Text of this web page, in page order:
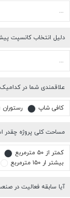
دلیل انتخاب کانسپت
علاقمندی شما در
کافی شاپ رستوران
مساحت کلی پروژه چقدر
کمتر از ۵۰ مترمربع
بیشتر ار ۱۵۰ مترمربع
آیا سابقه فعالیت در